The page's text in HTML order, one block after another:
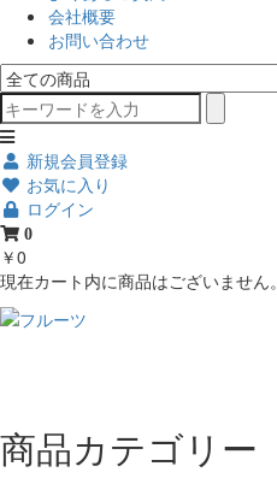
会社概要
お問い合わせ
新規会員登録
お気に入り
ログイン
0
￥0
現在カート内に商品はございません。
商品カテゴリー